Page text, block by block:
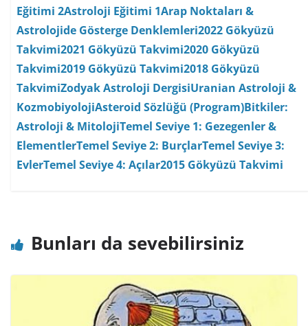
Eğitimi 2Astroloji Eğitimi 1Arap Noktaları &
Astrolojide Gösterge Denklemleri2022 Gökyüzü
Takvimi2021 Gökyüzü Takvimi2020 Gökyüzü
Takvimi2019 Gökyüzü Takvimi2018 Gökyüzü
TakvimiZodyak Astroloji DergisiUranian Astroloji &
KozmobiyolojiAsteroid Sözlüğü (Program)Bitkiler:
Astroloji & MitolojiTemel Seviye 1: Gezegenler &
ElementlerTemel Seviye 2: BurçlarTemel Seviye 3:
EvlerTemel Seviye 4: Açılar2015 Gökyüzü Takvimi
Bunları da sevebilirsiniz